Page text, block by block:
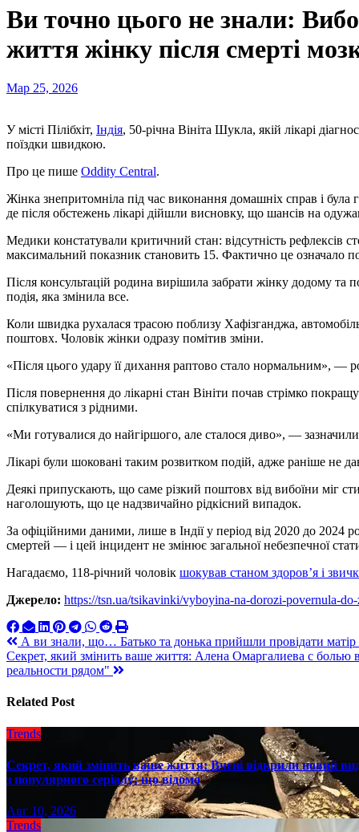
Ви точно цього не знали:
життя жінку після смерті
Мар 25, 2026
У місті Пілібхіт, Індія, 50-річна Вініта Шукла, якій лікарі
поїздки швидкою.
Про це пише Oddity Central.
Жінка знепритомніла під час виконання домашніх справ і була
де після обстежень лікарі дійшли висновку, що шансів на
Медики констатували критичний стан: відсутність рефлексів
максимальний показник становить 15. Фактично це означало
Після консультацій родина вирішила забрати жінку додому та
подія, яка змінила все.
Коли швидка рухалася трасою поблизу Хафізганджа,
поштовх. Чоловік жінки одразу помітив зміни.
«Після цього удару її дихання раптово стало нормальним», —
Після повернення до лікарні стан Вініти почав стрімко
спілкуватися з рідними.
«Ми готувалися до найгіршого, але сталося диво», —
Лікарі були шоковані таким розвитком подій, адже раніше не
Деякі припускають, що саме різкий поштовх від вибоїни міг
наголошують, що це надзвичайно рідкісний випадок.
За офіційними даними, лише в Індії у період від 2020 до 2024
смертей — і цей інцидент не змінює загальної небезпечної
Нагадаємо, 118-річний чоловік шокував станом здоров’я і
Джерело: https://tsn.ua/tsikavinki/vyboyina-na-dorozi-povernula-
Навигация
по
А ви знали, що… Батько та донька прийшли провідати матір
Секрет, який змінить ваше життя: Алена Омаргалиева с
реальности рядом"
Related Post
Trends
Секрет, який змінить ваше життя: Вчені відкрили новий
з популярного серіалу: що відомо
Авг 10, 2026
Trends